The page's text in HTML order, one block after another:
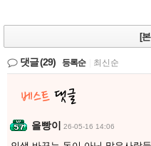
[
댓글(29) 등록순 최신순
을빵이 26-05-16 14:06